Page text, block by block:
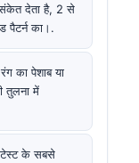
देता है, 2 से
पैटर्न का।.
का पेशाब या
तुलना में
के सबसे